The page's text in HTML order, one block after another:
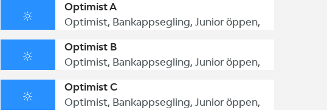
Optimist A
Optimist, Bankappsegling, Junior öppen,
Optimist B
Optimist, Bankappsegling, Junior öppen,
Optimist C
Optimist, Bankappsegling, Junior öppen,